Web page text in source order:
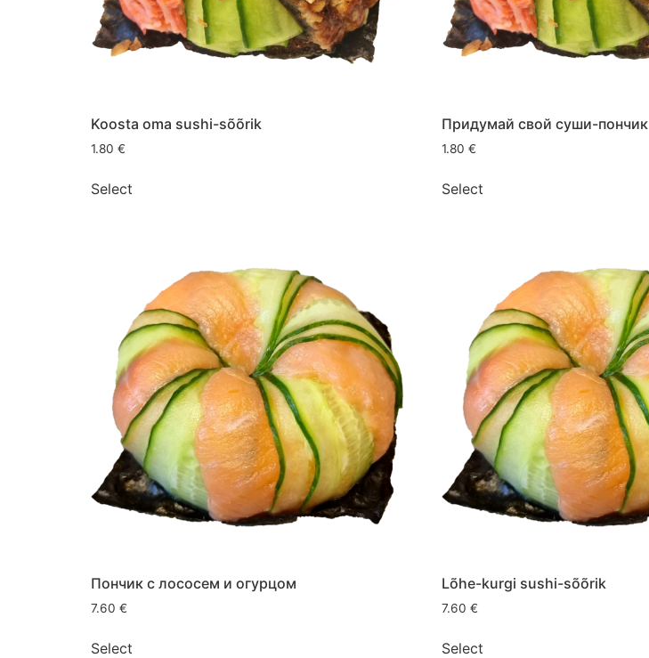
Koosta oma sushi-sõõrik
1.80 €
Select
Придумай свой суши-пончик
1.80 €
Select
Пончик с лососем и огурцом
7.60 €
Select
Lõhe-kurgi sushi-sõõrik
7.60 €
Select